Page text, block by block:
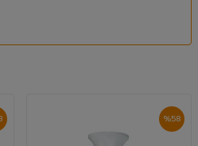
%58